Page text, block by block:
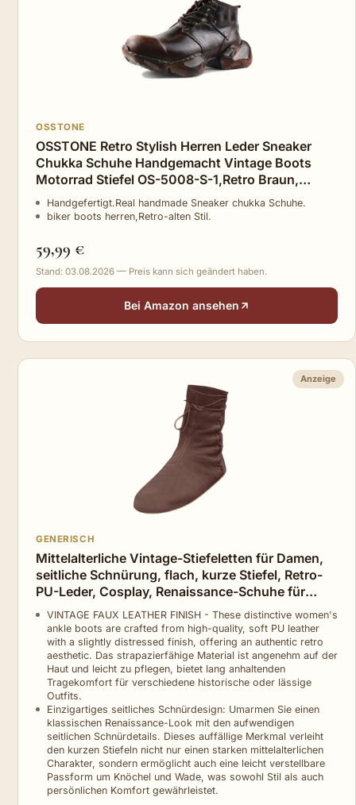
OSSTONE
OSSTONE Retro Stylish Herren Leder Sneaker
Chukka Schuhe Handgemacht Vintage Boots
Motorrad Stiefel OS-5008-S-1,Retro Braun,
US10(EU43)
Handgefertigt.Real handmade Sneaker chukka Schuhe.
biker boots herren,Retro-alten Stil.
59,99 €
Stand: 03.08.2026 — Preis kann sich geändert haben.
Bei Amazon ansehen
Anzeige
GENERISCH
Mittelalterliche Vintage-Stiefeletten für Damen,
seitliche Schnürung, flach, kurze Stiefel, Retro-
PU-Leder, Cosplay, Renaissance-Schuhe für
Damen, braun, 39 EU
VINTAGE FAUX LEATHER FINISH - These distinctive women's
ankle boots are crafted from high-quality, soft PU leather
with a slightly distressed finish, offering an authentic retro
aesthetic. Das strapazierfähige Material ist angenehm auf der
Haut und leicht zu pflegen, bietet lang anhaltenden
Tragekomfort für verschiedene historische oder lässige
Outfits.
Einzigartiges seitliches Schnürdesign: Umarmen Sie einen
klassischen Renaissance-Look mit den aufwendigen
seitlichen Schnürdetails. Dieses auffällige Merkmal verleiht
den kurzen Stiefeln nicht nur einen starken mittelalterlichen
Charakter, sondern ermöglicht auch eine leicht verstellbare
Passform um Knöchel und Wade, was sowohl Stil als auch
persönlichen Komfort gewährleistet.